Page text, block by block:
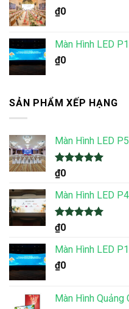
₫0
Màn Hình LED
₫0
SẢN PHẨM XẾP HẠNG
Màn Hình LED
Được xếp
hạng
5 sao
₫0
Màn Hình LED
Được xếp
hạng
5 sao
₫0
Màn Hình LED
₫0
Màn Hình Quảng